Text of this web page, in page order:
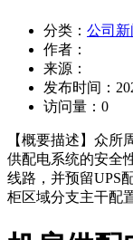
分类： 公司新
作者：
来源：
发布时间：
访问量： 0
【概要描述】 众所
供配电系统的安全
线路，并预留UPS
柜区域分支主干配